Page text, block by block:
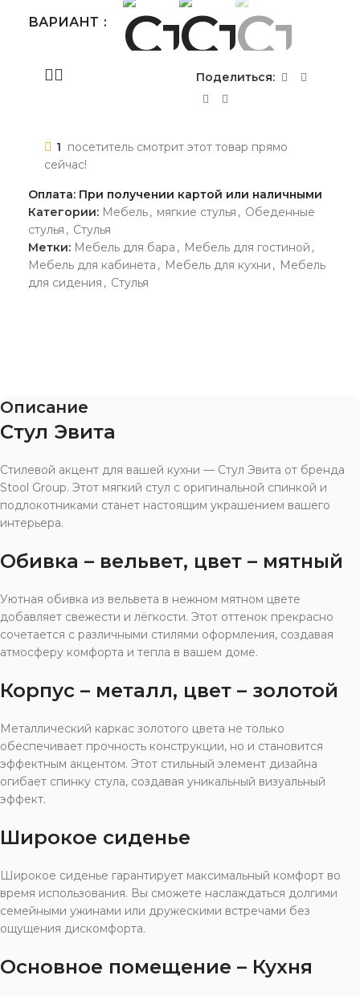
ВАРИАНТ
Поделиться:
1 посетитель смотрит этот товар прямо
сейчас!
Оплата: При получении картой или наличными
Категории: Мебель, мягкие стулья , Обеденные
стулья , Стулья
Метки: Мебель для бара , Мебель для гостиной ,
Мебель для кабинета , Мебель для кухни , Мебель
для сидения , Стулья
Описание
Стул Эвита
Стилевой акцент для вашей кухни — Стул Эвита от бренда
Stool Group. Этот мягкий стул с оригинальной спинкой и
подлокотниками станет настоящим украшением вашего
интерьера.
Обивка – вельвет, цвет – мятный
Уютная обивка из вельвета в нежном мятном цвете
добавляет свежести и лёгкости. Этот оттенок прекрасно
сочетается с различными стилями оформления, создавая
атмосферу комфорта и тепла в вашем доме.
Корпус – металл, цвет – золотой
Металлический каркас золотого цвета не только
обеспечивает прочность конструкции, но и становится
эффектным акцентом. Этот стильный элемент дизайна
огибает спинку стула, создавая уникальный визуальный
эффект.
Широкое сиденье
Широкое сиденье гарантирует максимальный комфорт во
время использования. Вы сможете наслаждаться долгими
семейными ужинами или дружескими встречами без
ощущения дискомфорта.
Основное помещение – Кухня